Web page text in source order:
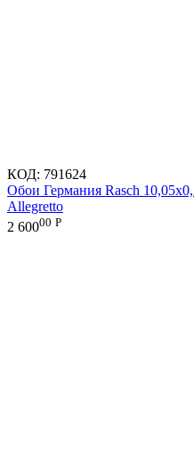
КОД: 791624
Обои Германия Rasch
Allegretto
2 60000 Р